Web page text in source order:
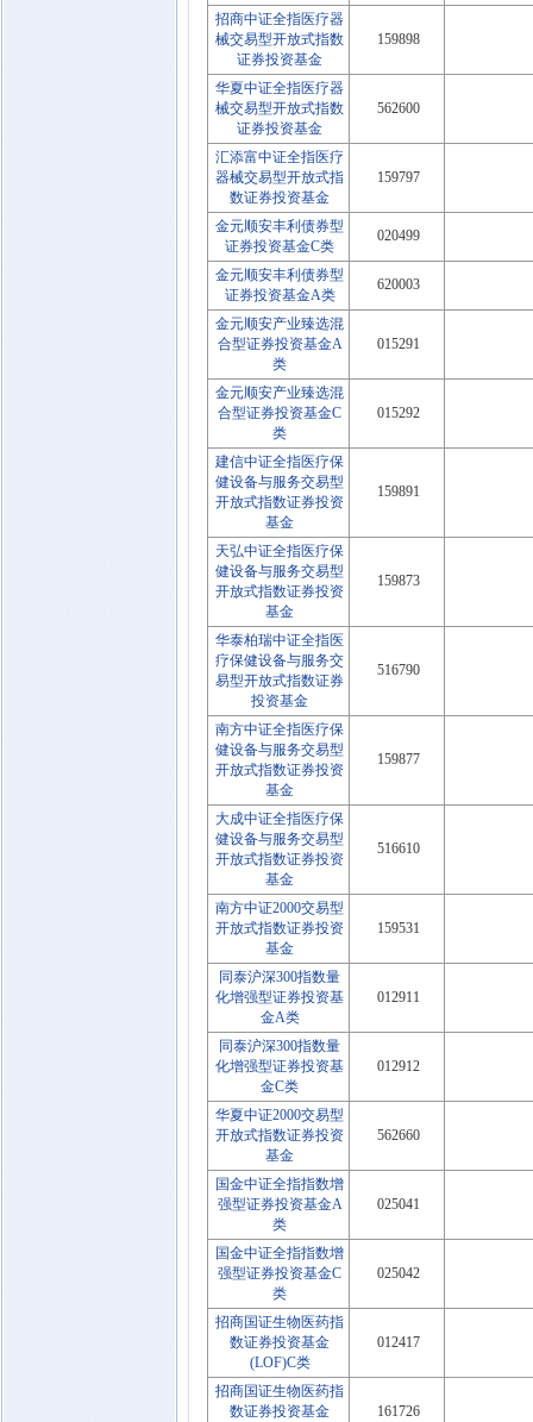
招商中证全指医疗器
械交易型开放式指数
证券投资基金
159898
华夏中证全指医疗器
械交易型开放式指数
证券投资基金
562600
汇添富中证全指医疗
器械交易型开放式指
数证券投资基金
159797
金元顺安丰利债券型
证券投资基金C类
020499
金元顺安丰利债券型
证券投资基金A类
620003
金元顺安产业臻选混
合型证券投资基金A
类
015291
金元顺安产业臻选混
合型证券投资基金C
类
015292
建信中证全指医疗保
健设备与服务交易型
开放式指数证券投资
基金
159891
天弘中证全指医疗保
健设备与服务交易型
开放式指数证券投资
基金
159873
华泰柏瑞中证全指医
疗保健设备与服务交
易型开放式指数证券
投资基金
516790
南方中证全指医疗保
健设备与服务交易型
开放式指数证券投资
基金
159877
大成中证全指医疗保
健设备与服务交易型
开放式指数证券投资
基金
516610
南方中证2000交易型
开放式指数证券投资
基金
159531
同泰沪深300指数量
化增强型证券投资基
金A类
012911
同泰沪深300指数量
化增强型证券投资基
金C类
012912
华夏中证2000交易型
开放式指数证券投资
基金
562660
国金中证全指指数增
强型证券投资基金A
类
025041
国金中证全指指数增
强型证券投资基金C
类
025042
招商国证生物医药指
数证券投资基金
(LOF)C类
012417
招商国证生物医药指
数证券投资基金
161726